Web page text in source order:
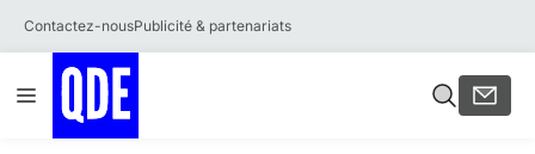
Contactez-nousPublicité & partenariats
au
contenu
Menu